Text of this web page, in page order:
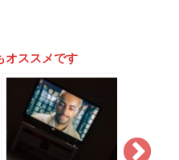
オススメです